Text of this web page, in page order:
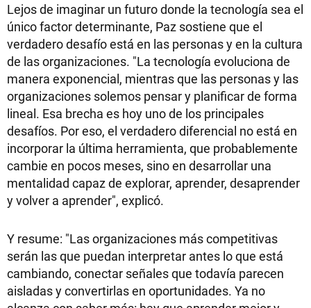
Lejos de imaginar un futuro donde la tecnología sea el
único factor determinante, Paz sostiene que el
verdadero desafío está en las personas y en la cultura
de las organizaciones. "La tecnología evoluciona de
manera exponencial, mientras que las personas y las
organizaciones solemos pensar y planificar de forma
lineal. Esa brecha es hoy uno de los principales
desafíos. Por eso, el verdadero diferencial no está en
incorporar la última herramienta, que probablemente
cambie en pocos meses, sino en desarrollar una
mentalidad capaz de explorar, aprender, desaprender
y volver a aprender", explicó.
Y resume: "Las organizaciones más competitivas
serán las que puedan interpretar antes lo que está
cambiando, conectar señales que todavía parecen
aisladas y convertirlas en oportunidades. Ya no